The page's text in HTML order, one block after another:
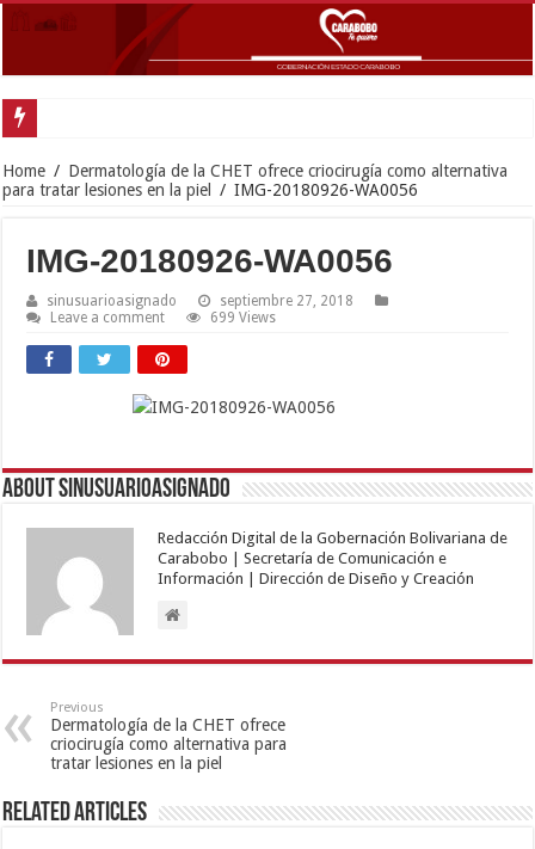
Home / Dermatología de la CHET ofrece criocirugía como alternativa
para tratar lesiones en la piel / IMG-20180926-WA0056
IMG-20180926-WA0056
sinusuarioasignado
septiembre 27, 2018
Leave a comment
699 Views
About sinusuarioasignado
Redacción Digital de la Gobernación Bolivariana de
Carabobo | Secretaría de Comunicación e
Información | Dirección de Diseño y Creación
Previous
Dermatología de la CHET ofrece
criocirugía como alternativa para
tratar lesiones en la piel
Related Articles